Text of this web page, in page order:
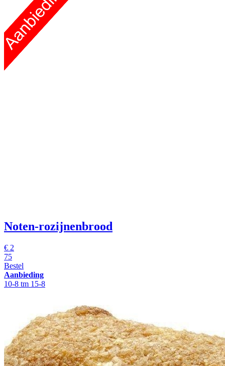
Noten-rozijnenbrood
€ 2
75
Bestel
Aanbieding
10-8 tm 15-8